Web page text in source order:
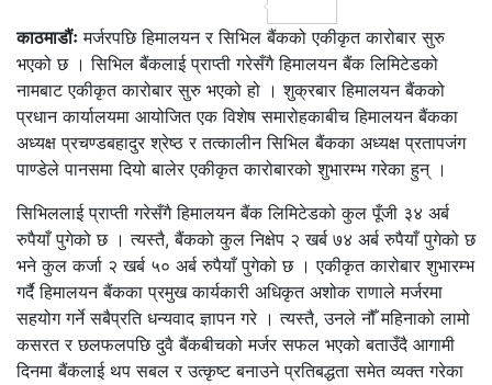
काठमाडौंः मर्जरपछि हिमालयन र सिभिल बैंकको एकीकृत कारोबार सुरु
भएको छ । सिभिल बैंकलाई प्राप्ती गरेसँगै हिमालयन बैंक लिमिटेडको
नामबाट एकीकृत कारोबार सुरु भएको हो । शुक्रबार हिमालयन बैंकको
प्रधान कार्यालयमा आयोजित एक विशेष समारोहकाबीच हिमालयन बैंकका
अध्यक्ष प्रचण्डबहादुर श्रेष्ठ र तत्कालीन सिभिल बैंकका अध्यक्ष प्रतापजंग
पाण्डेले पानसमा दियो बालेर एकीकृत कारोबारको शुभारम्भ गरेका हुन् ।
सिभिललाई प्राप्ती गरेसँगै हिमालयन बैंक लिमिटेडको कुल पूँजी ३४ अर्ब
रुपैयाँ पुगेको छ । त्यस्तै, बैंकको कुल निक्षेप २ खर्ब ७४ अर्ब रुपैयाँ पुगेको छ
भने कुल कर्जा २ खर्ब ५० अर्ब रुपैयाँ पुगेको छ । एकीकृत कारोबार शुभारम्भ
गर्दै हिमालयन बैंकका प्रमुख कार्यकारी अधिकृत अशोक राणाले मर्जरमा
सहयोग गर्ने सबैप्रति धन्यवाद ज्ञापन गरे । त्यस्तै, उनले नौँ महिनाको लामो
कसरत र छलफलपछि दुवै बैंकबीचको मर्जर सफल भएको बताउँदै आगामी
दिनमा बैंकलाई थप सबल र उत्कृष्ट बनाउने प्रतिबद्धता समेत व्यक्त गरेका